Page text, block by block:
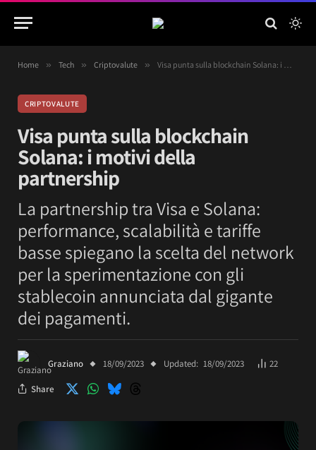
Home » Tech » Criptovalute » Visa punta sulla blockchain Solana: i motivi della partnership
CRIPTOVALUTE
Visa punta sulla blockchain
Solana: i motivi della
partnership
La partnership tra Visa e Solana:
performance, scalabilità e tariffe
basse spiegano la scelta del network
per la sperimentazione con gli
stablecoin annunciata dal gigante
dei pagamenti.
Graziano 18/09/2023 Updated: 18/09/2023 22
Share